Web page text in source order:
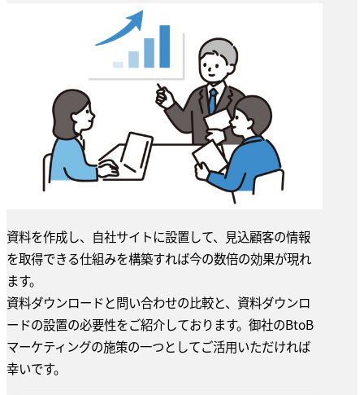
資料を作成し、自社サイトに設置して、見込顧客の情報
を取得できる仕組みを構築すれば今の数倍の効果が現れ
ます。
資料ダウンロードと問い合わせの比較と、資料ダウンロ
ードの設置の必要性をご紹介しております。御社のBtoB
マーケティングの施策の一つとしてご活用いただければ
幸いです。